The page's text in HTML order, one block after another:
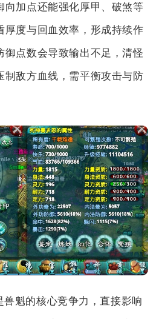
向加点还能强化厚甲、破煞等
厚度与回血效率，形成持续作
御点数会导致输出不足，清怪
制敌方血线，需平衡攻击与防
兽魁的核心竞争力，直接影响